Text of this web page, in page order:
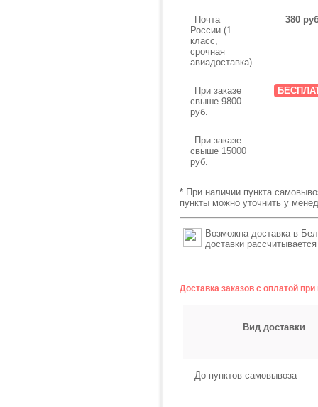
Почта
России (1
класс,
срочная
авиадоставка)
380
При заказе
свыше 9800
руб.
При заказе
свыше 15000
руб.
* При наличии пункта
пункты можно уточнить у
Возможна доставка в
доставки
Доставка заказов с оплатой
Вид доставки
До пунктов самовывоза